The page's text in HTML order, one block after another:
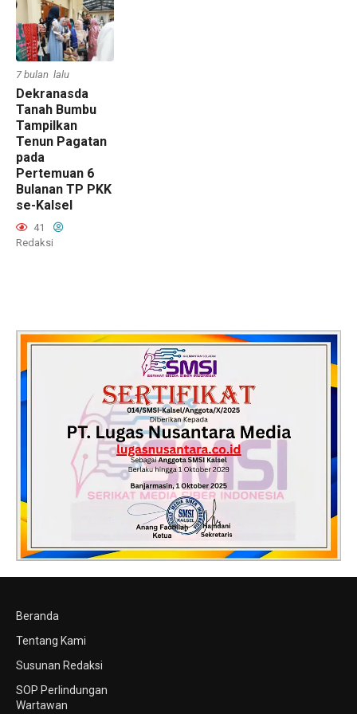
7 bulan lalu
Dekranasda
Tanah Bumbu
Tampilkan
Tenun Pagatan
pada
Pertemuan 6
Bulanan TP PKK
se-Kalsel
41
Redaksi
Beranda
Tentang Kami
Susunan Redaksi
SOP Perlindungan
Wartawan